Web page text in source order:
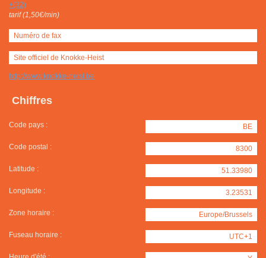
+(32)
tarif (1,50€/min)
Numéro de fax
Site officiel de Knokke-Heist
http://www.knokke-heist.be
Chiffres
Code pays : BE
Code postal : 8300
Latitude : 51.33980
Longitude : 3.23531
Zone horaire : Europe/Brussels
Fuseau horaire : UTC+1